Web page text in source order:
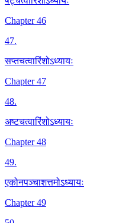
Chapter 46
47.
सप्तचत्वारिंशोऽध्यायः
Chapter 47
48.
अष्टचत्वारिंशोऽध्यायः
Chapter 48
49.
एकोनपञ्चाशत्तमोऽध्यायः
Chapter 49